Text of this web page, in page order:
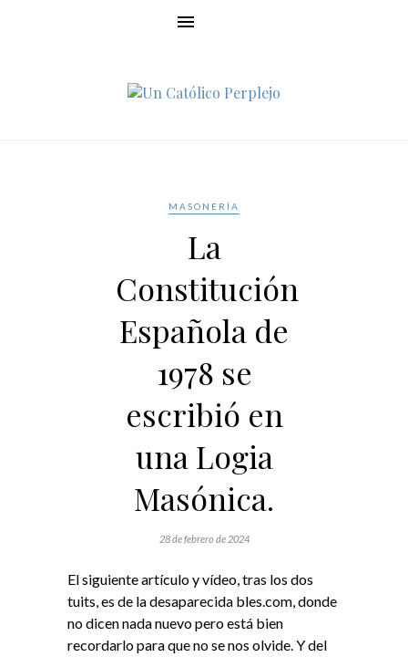
MASONERÍA
La
Constitución
Española de
1978 se
escribió en
una Logia
Masónica.
28 de febrero de 2024
El siguiente artículo y vídeo, tras los dos
tuits, es de la desaparecida bles.com, donde
no dicen nada nuevo pero está bien
recordarlo para que no se nos olvide. Y del